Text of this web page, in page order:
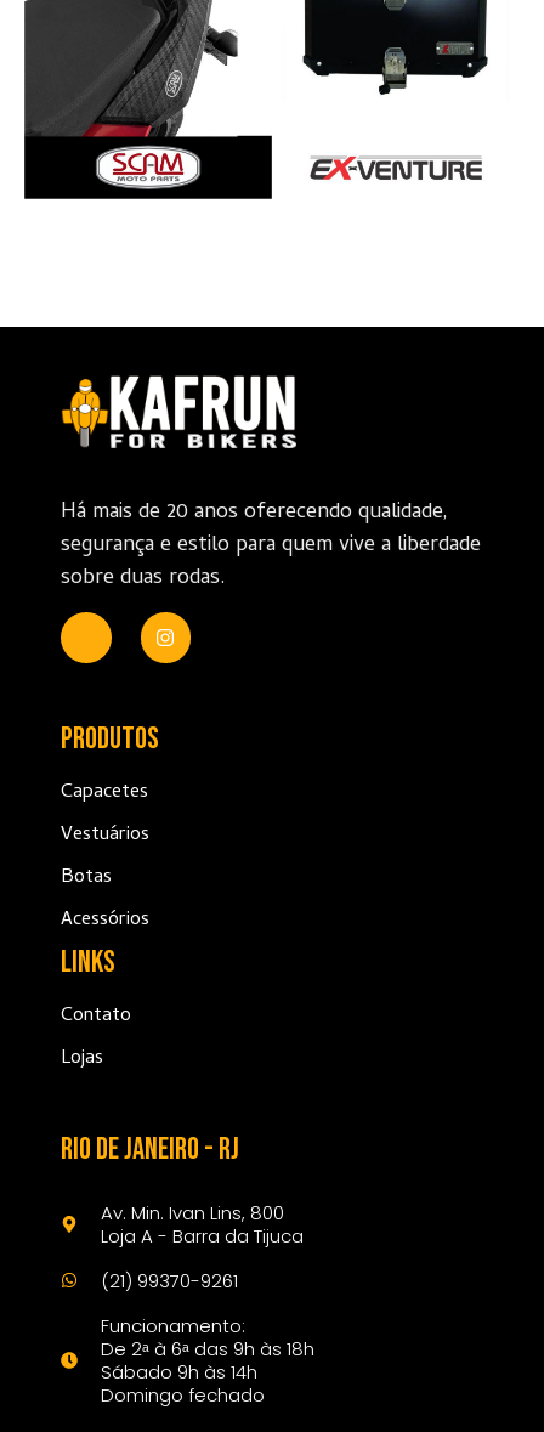
Há mais de 20 anos oferecendo qualidade,
segurança e estilo para quem vive a liberdade
sobre duas rodas.
Produtos
Capacetes
Vestuários
Botas
Acessórios
Links
Contato
Lojas
Rio de janeiro - rj
Av. Min. Ivan Lins, 800
Loja A - Barra da Tijuca
(21) 99370-9261
Funcionamento:
De 2ᵃ à 6ᵃ das 9h às 18h
Sábado 9h às 14h
Domingo fechado